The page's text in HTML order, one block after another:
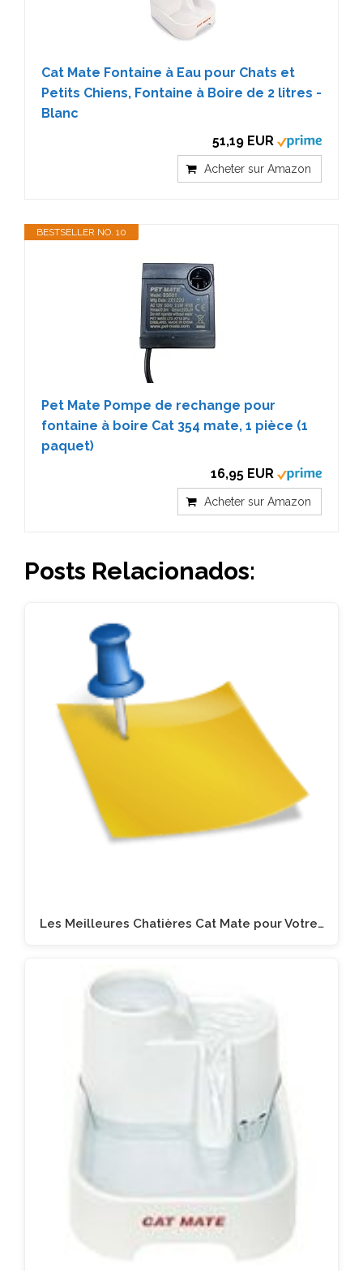
Cat Mate Fontaine à Eau pour Chats et
Petits Chiens, Fontaine à Boire de 2 litres -
Blanc
51,19 EUR
Acheter sur Amazon
BESTSELLER NO. 10
Pet Mate Pompe de rechange pour
fontaine à boire Cat 354 mate, 1 pièce (1
paquet)
16,95 EUR
Acheter sur Amazon
Posts Relacionados:
Les Meilleures Chatières Cat Mate pour Votre…